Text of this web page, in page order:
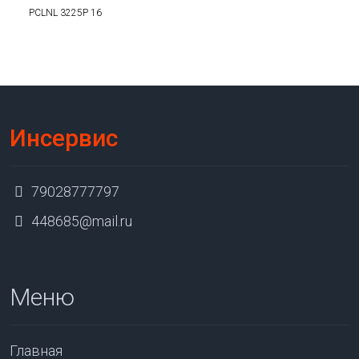
PCLNL 3225P 16
Инсервис
79028777797
448685@mail.ru
Меню
Главная